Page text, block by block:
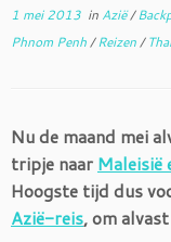
1 mei 2013 in Azië/
Phnom Penh/Reizen/
Nu de maand mei
tripje naar Maleisië
Hoogste tijd dus
Azië-reis, om